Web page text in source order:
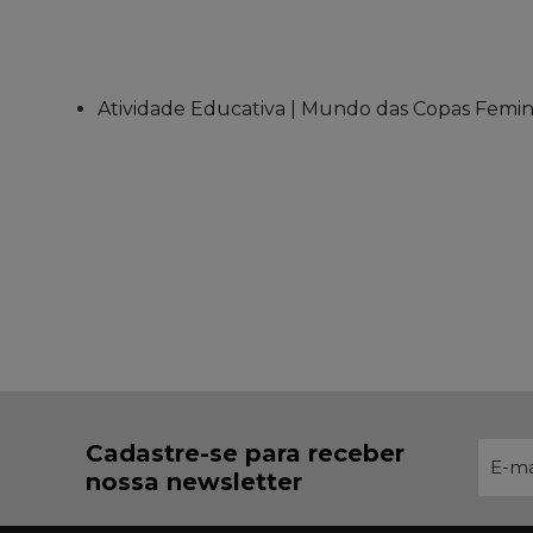
Atividade Educativa | Mundo das Copas
Cadastre-se para receber
nossa newsletter